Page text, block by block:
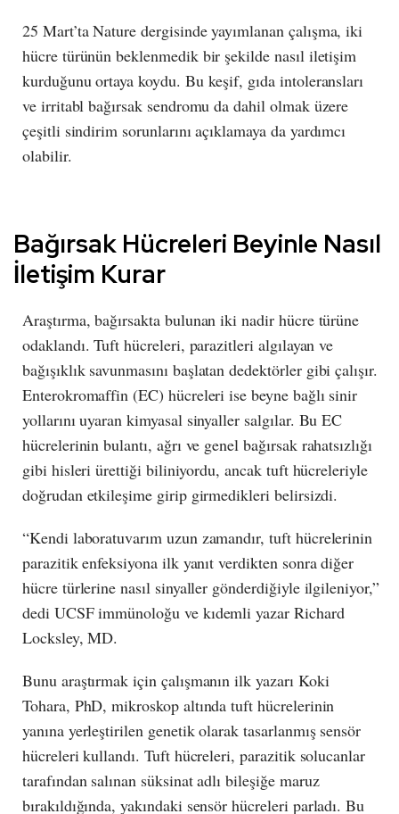
25 Mart’ta Nature dergisinde yayımlanan çalışma, iki
hücre türünün beklenmedik bir şekilde nasıl iletişim
kurduğunu ortaya koydu. Bu keşif, gıda intoleransları
ve irritabl bağırsak sendromu da dahil olmak üzere
çeşitli sindirim sorunlarını açıklamaya da yardımcı
olabilir.
Bağırsak Hücreleri Beyinle Nasıl
İletişim Kurar
Araştırma, bağırsakta bulunan iki nadir hücre türüne
odaklandı. Tuft hücreleri, parazitleri algılayan ve
bağışıklık savunmasını başlatan dedektörler gibi çalışır.
Enterokromaffin (EC) hücreleri ise beyne bağlı sinir
yollarını uyaran kimyasal sinyaller salgılar. Bu EC
hücrelerinin bulantı, ağrı ve genel bağırsak rahatsızlığı
gibi hisleri ürettiği biliniyordu, ancak tuft hücreleriyle
doğrudan etkileşime girip girmedikleri belirsizdi.
“Kendi laboratuvarım uzun zamandır, tuft hücrelerinin
parazitik enfeksiyona ilk yanıt verdikten sonra diğer
hücre türlerine nasıl sinyaller gönderdiğiyle ilgileniyor,”
dedi UCSF immünoloğu ve kıdemli yazar Richard
Locksley, MD.
Bunu araştırmak için çalışmanın ilk yazarı Koki
Tohara, PhD, mikroskop altında tuft hücrelerinin
yanına yerleştirilen genetik olarak tasarlanmış sensör
hücreleri kullandı. Tuft hücreleri, parazitik solucanlar
tarafından salınan süksinat adlı bileşiğe maruz
bırakıldığında, yakındaki sensör hücreleri parladı. Bu